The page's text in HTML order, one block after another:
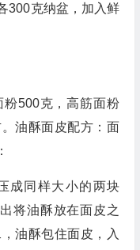
300克纳盆，加入鲜
500克，高筋面粉
油酥面皮配方：面
成同样大小的两块
将油酥放在面皮之
油酥包住面皮，入